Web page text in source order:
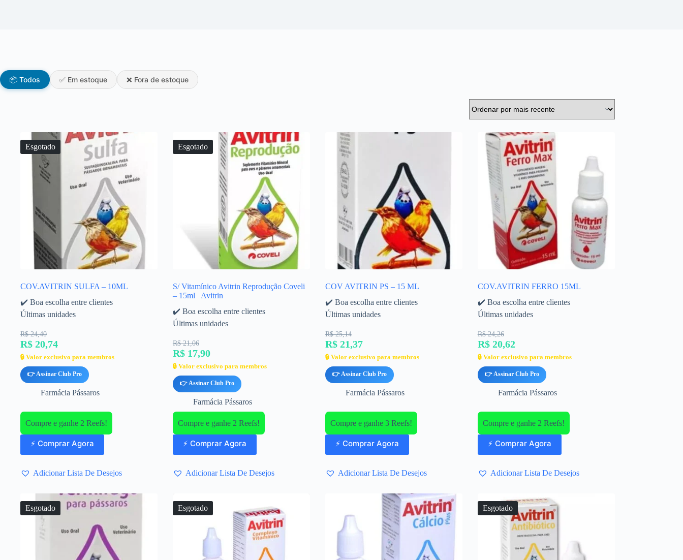
📦 Todos ✅ Em estoque ❌ Fora de estoque
Esgotado
COV.AVITRIN SULFA – 10ML
✔️ Boa escolha entre clientes
Últimas unidades
R$ 24,40
R$ 20,74
🔒 Valor exclusivo para membros
👉 Assinar Club Pro
Farmácia Pássaros
Compre e ganhe 2 Reefs!
⚡ Comprar Agora
Adicionar Lista De Desejos
Esgotado
S/ Vitamínico Avitrin Reprodução Coveli
– 15ml Avitrin
✔️ Boa escolha entre clientes
Últimas unidades
R$ 21,06
R$ 17,90
🔒 Valor exclusivo para membros
👉 Assinar Club Pro
Farmácia Pássaros
Compre e ganhe 2 Reefs!
⚡ Comprar Agora
Adicionar Lista De Desejos
COV AVITRIN PS – 15 ML
✔️ Boa escolha entre clientes
Últimas unidades
R$ 25,14
R$ 21,37
🔒 Valor exclusivo para membros
👉 Assinar Club Pro
Farmácia Pássaros
Compre e ganhe 3 Reefs!
⚡ Comprar Agora
Adicionar Lista De Desejos
COV.AVITRIN FERRO 15ML
✔️ Boa escolha entre clientes
Últimas unidades
R$ 24,26
R$ 20,62
🔒 Valor exclusivo para membros
👉 Assinar Club Pro
Farmácia Pássaros
Compre e ganhe 2 Reefs!
⚡ Comprar Agora
Adicionar Lista De Desejos
Esgotado Esgotado Esgotado